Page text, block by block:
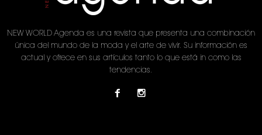
NEW WORLD Agenda es una revista que presenta una combinación
única del mundo de la moda y el arte de vivir. Su información es
actual y ofrece en sus artículos tanto lo que está in como las
tendencias.